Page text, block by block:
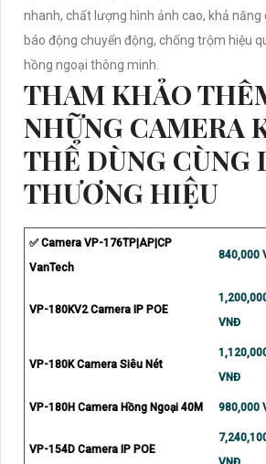
nhanh, chất lượng hình ảnh cao, khả năng
báo động chuyển động, chống trộm hiệu
hồng ngoại thông minh.
THAM KHẢO
NHỮNG CAMERA
THỂ DÙNG CÙNG
THƯƠNG HIỆU
✅ Camera VP-176TP|AP|CP
VanTech
840,000
VP-180KV2 Camera IP POE
VNĐ
VP-180K Camera Siêu Nét
VNĐ
VP-180H Camera Hồng Ngoại 40M 980,000
VP-154D Camera IP POE